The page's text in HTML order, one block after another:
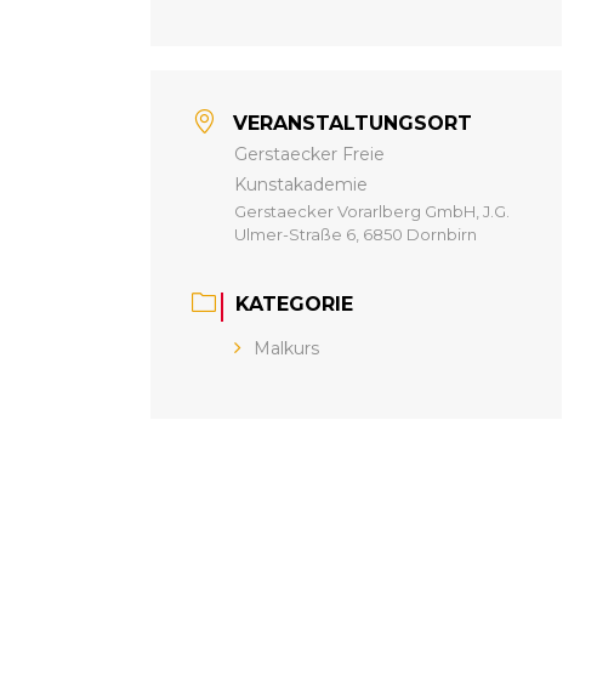
VERANSTALTUNGSORT
Gerstaecker Freie
Kunstakademie
Gerstaecker Vorarlberg GmbH, J.G.
Ulmer-Straße 6, 6850 Dornbirn
KATEGORIE
Malkurs